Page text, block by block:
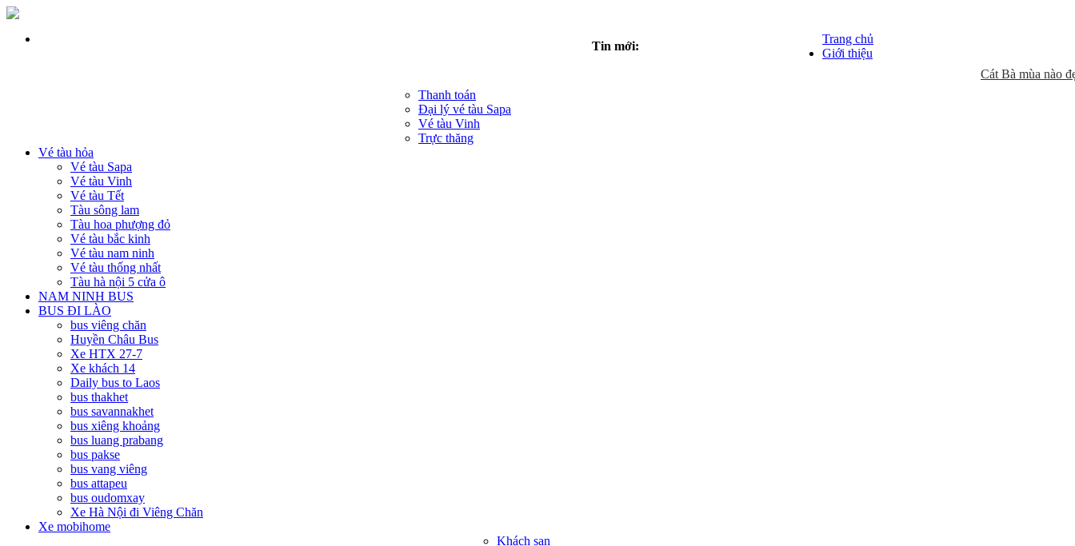
Trang chủ
Tin mới:
Cát Bà mùa nào đẹp
Giới thiệu
Thanh toán
Đại lý vé tàu Sapa
Vé tàu Vinh
Trực thăng
Vé tàu hỏa
Vé tàu Sapa
Vé tàu Vinh
Vé tàu Tết
Tàu sông lam
Tàu hoa phượng đỏ
Vé tàu bắc kinh
Vé tàu nam ninh
Vé tàu thống nhất
Tàu hà nội 5 cửa ô
NAM NINH BUS
BUS ĐI LÀO
bus viêng chăn
Huyền Châu Bus
Xe HTX 27-7
Xe khách 14
Daily bus to Laos
bus thakhet
bus savannakhet
bus xiêng khoảng
bus luang prabang
bus pakse
bus vang viêng
bus attapeu
bus oudomxay
Xe Hà Nội đi Viêng Chăn
Xe mobihome
Khách sạn